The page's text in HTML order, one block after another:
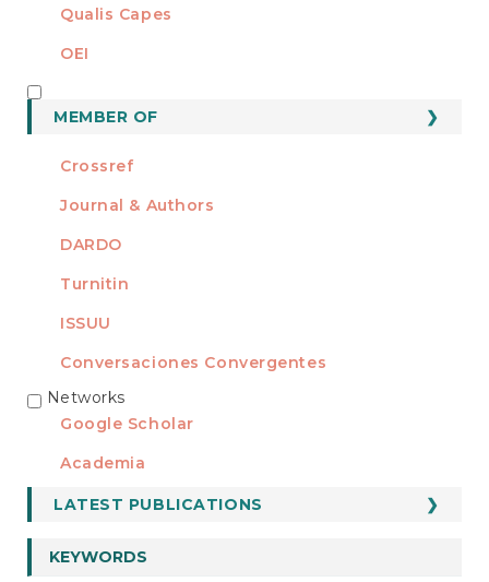
Qualis Capes
OEI
MEMBER OF
Crossref
Journal & Authors
DARDO
Turnitin
ISSUU
Conversaciones Convergentes
REDES
Networks
Google Scholar
Academia
LATEST PUBLICATIONS
KEYWORDS